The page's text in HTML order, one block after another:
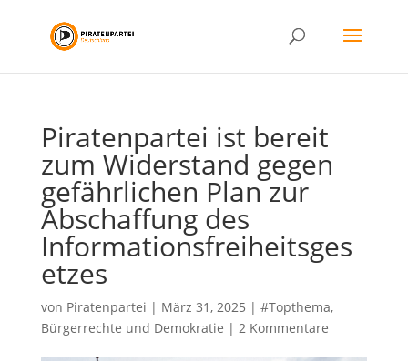
Piratenpartei ist bereit
zum Widerstand gegen
gefährlichen Plan zur
Abschaffung des
Informationsfreiheitsges
etzes
von Piratenpartei | März 31, 2025 | #Topthema,
Bürgerrechte und Demokratie | 2 Kommentare